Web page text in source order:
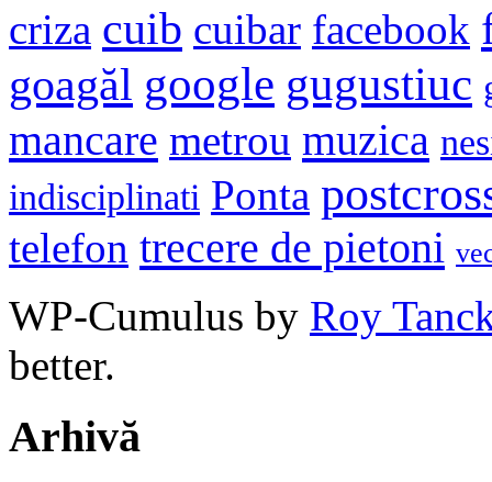
criza cuib cuibar facebook
goagăl google gugustiuc
mancare metrou muzica
indisciplinati Ponta
telefon trecere de pietoni
WP-Cumulus by Roy
better.
Arhivă